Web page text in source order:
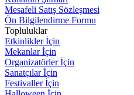
Mesafeli Satış Sözleşmesi
Ön Bilgilendirme Formu
Topluluklar
Etkinlikler İçin
Mekanlar İçin
Organizatörler İçin
Sanatçılar İçin
Festivaller İçin